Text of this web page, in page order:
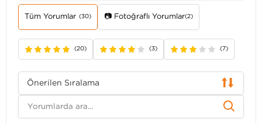
Tüm Yorumlar (30) 📷 Fotoğraflı Yorumlar(2)
(20) (3) (7)
Önerilen Sıralama